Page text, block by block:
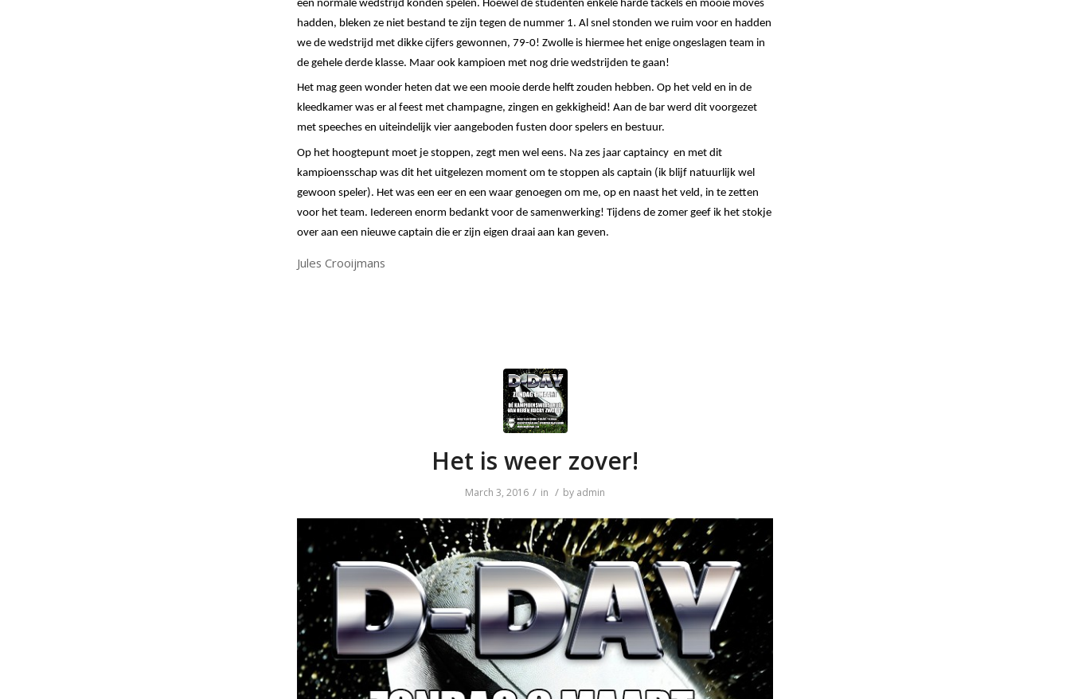
een normale wedstrijd konden spelen. Hoewel de studenten enkele harde tackels en mooie moves
hadden, bleken ze niet bestand te zijn tegen de nummer 1. Al snel stonden we ruim voor en hadden
we de wedstrijd met dikke cijfers gewonnen, 79-0! Zwolle is hiermee het enige ongeslagen team in
de gehele derde klasse. Maar ook kampioen met nog drie wedstrijden te gaan!
Het mag geen wonder heten dat we een mooie derde helft zouden hebben. Op het veld en in de
kleedkamer was er al feest met champagne, zingen en gekkigheid! Aan de bar werd dit voorgezet
met speeches en uiteindelijk vier aangeboden fusten door spelers en bestuur.
Op het hoogtepunt moet je stoppen, zegt men wel eens. Na zes jaar captaincy en met dit
kampioensschap was dit het uitgelezen moment om te stoppen als captain (ik blijf natuurlijk wel
gewoon speler). Het was een eer en een waar genoegen om me, op en naast het veld, in te zetten
voor het team. Iedereen enorm bedankt voor de samenwerking! Tijdens de zomer geef ik het stokje
over aan een nieuwe captain die er zijn eigen draai aan kan geven.
Jules Crooijmans
Het is weer zover!
March 3, 2016 / in / by admin